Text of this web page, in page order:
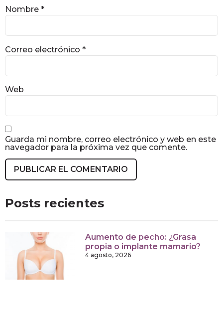
Nombre *
Correo electrónico *
Web
Guarda mi nombre, correo electrónico y web en este
navegador para la próxima vez que comente.
Posts recientes
Aumento de pecho: ¿Grasa
propia o implante mamario?
4 agosto, 2026